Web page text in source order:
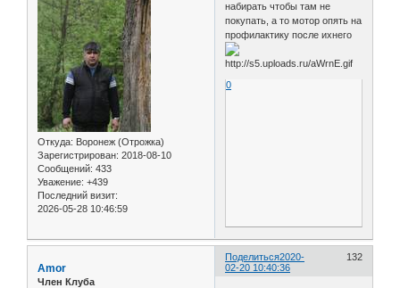
Откуда: Воронеж (Отрожка)
Зарегистрирован: 2018-08-10
Сообщений: 433
Уважение: +439
Последний визит:
2026-05-28 10:46:59
набирать чтобы там не
покупать, а то мотор опять на
профилактику после ихнего
0
Поделиться 132
2020-
02-20 10:40:36
Amor
Член Клуба